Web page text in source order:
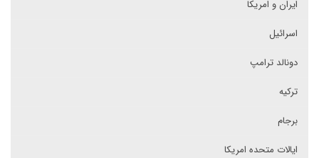
ایران و امریکا
اسرائیل
دونالد ترامپ
ترکیه
برجام
ایالات متحده امریکا